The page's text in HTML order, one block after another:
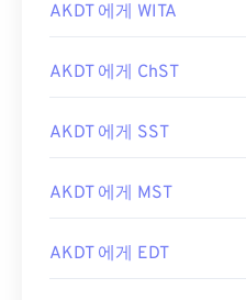
AKDT 에게 WITA
AKDT 에게 ChST
AKDT 에게 SST
AKDT 에게 MST
AKDT 에게 EDT